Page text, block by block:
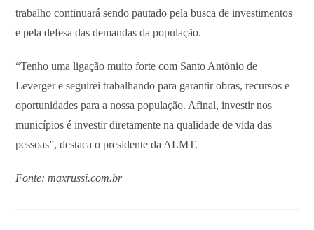
trabalho continuará sendo pautado pela busca de investimentos
e pela defesa das demandas da população.
“Tenho uma ligação muito forte com Santo Antônio de
Leverger e seguirei trabalhando para garantir obras, recursos e
oportunidades para a nossa população. Afinal, investir nos
municípios é investir diretamente na qualidade de vida das
pessoas”, destaca o presidente da ALMT.
Fonte: maxrussi.com.br